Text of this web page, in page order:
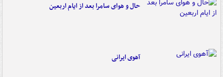
حال و هوای سامرا بعد از ایام اربعین
آهوی ایرانی